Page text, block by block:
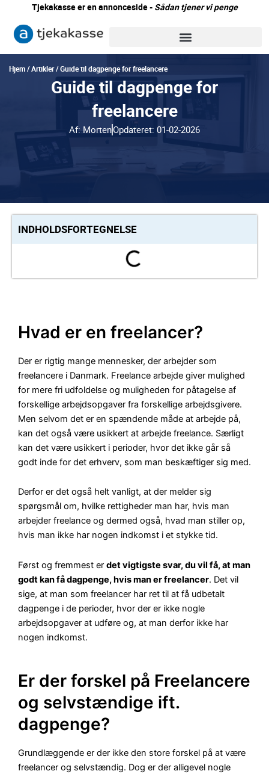
indholdet
Tjekakasse er en annonceside - Sådan tjener vi penge
Hjem/Artikler/Guide til dagpenge for freelancere
Guide til dagpenge for
freelancere
Af: MortenOpdateret: 01-02-2026
INDHOLDSFORTEGNELSE
Hvad er en freelancer?
Der er rigtig mange mennesker, der arbejder som
freelancere i Danmark. Freelance arbejde giver mulighed
for mere fri udfoldelse og muligheden for påtagelse af
forskellige arbejdsopgaver fra forskellige arbejdsgivere.
Men selvom det er en spændende måde at arbejde på,
kan det også være usikkert at arbejde freelance. Særligt
kan det være usikkert i perioder, hvor det ikke går så
godt inde for det erhverv, som man beskæftiger sig med.
Derfor er det også helt vanligt, at der melder sig
spørgsmål om, hvilke rettigheder man har, hvis man
arbejder freelance og dermed også, hvad man stiller op,
hvis man ikke har nogen indkomst i et stykke tid.
Først og fremmest er det vigtigste svar, du vil få, at man
godt kan få dagpenge, hvis man er freelancer. Det vil
sige, at man som freelancer har ret til at få udbetalt
dagpenge i de perioder, hvor der er ikke nogle
arbejdsopgaver at udføre og, at man derfor ikke har
nogen indkomst.
Er der forskel på Freelancere
og selvstændige ift.
dagpenge?
Grundlæggende er der ikke den store forskel på at være
freelancer og selvstændig. Dog er der alligevel nogle